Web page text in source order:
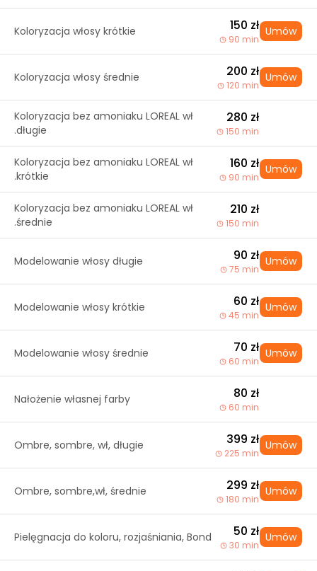
Koloryzacja włosy krótkie 150 zł
90 min
Umów
Koloryzacja włosy średnie 200 zł
120 min
Umów
Koloryzacja bez amoniaku LOREAL wł
.długie
280 zł
150 min
Koloryzacja bez amoniaku LOREAL wł
.krótkie
160 zł
90 min
Umów
Koloryzacja bez amoniaku LOREAL wł
.średnie
210 zł
150 min
Modelowanie włosy długie 90 zł
75 min
Umów
Modelowanie włosy krótkie 60 zł
45 min
Umów
Modelowanie włosy średnie 70 zł
60 min
Umów
Nałożenie własnej farby 80 zł
60 min
Ombre, sombre, wł, długie 399 zł
225 min
Umów
Ombre, sombre,wł, średnie 299 zł
180 min
Umów
Pielęgnacja do koloru, rozjaśniania, Bond 50 zł
30 min
Umów